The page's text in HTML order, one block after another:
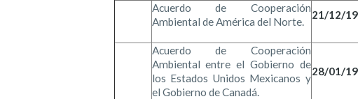
Acuerdo de Cooperación
Ambiental de América del Norte.
21/12/
Acuerdo de Cooperación
Ambiental entre el Gobierno de
los Estados Unidos Mexicanos y
el Gobierno de Canadá.
28/01/